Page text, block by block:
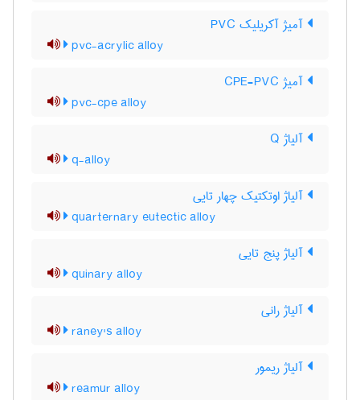
آمیژ آکریلیک PVC
pvc-acrylic alloy
آمیژ CPE-PVC
pvc-cpe alloy
آلیاژ Q
q-alloy
آلیاژ اوتکتیک چهار تایی
quarternary eutectic alloy
آلیاژ پنج تایی
quinary alloy
آلیاژ رانی
raney's alloy
آلیاژ ریمور
reamur alloy